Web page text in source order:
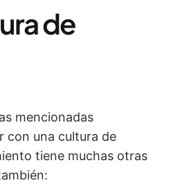
de
mencionadas
con una cultura de
tiene muchas otras